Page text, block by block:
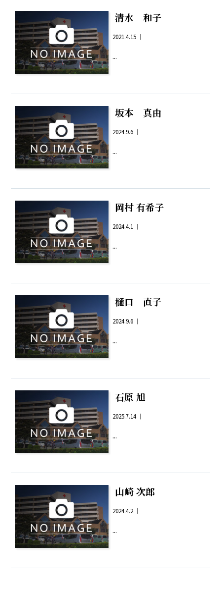
清水 和子
2021.4.15 ｜
...
坂本 真由
2024.9.6 ｜
...
岡村 有希子
2024.4.1 ｜
...
樋口 直子
2024.9.6 ｜
...
石原 旭
2025.7.14 ｜
...
山崎 次郎
2024.4.2 ｜
...